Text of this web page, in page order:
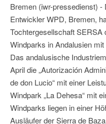
Bremen (iwr-pressedienst) -
Entwickler WPD, Bremen,
Tochtergesellschaft SERSA
Windparks in Andalusien
Das andalusische
April die „Autorización
de don Lucio“ mit einer
Windpark „La Dehesa“ mit
Windparks liegen in einer
Ausläufer der Sierra de